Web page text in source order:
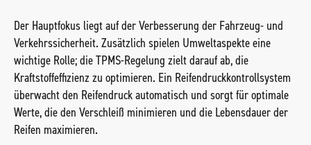
Der Hauptfokus liegt auf der Verbesserung der Fahrzeug- und
Verkehrssicherheit. Zusätzlich spielen Umweltaspekte eine
wichtige Rolle; die TPMS-Regelung zielt darauf ab, die
Kraftstoffeffizienz zu optimieren. Ein Reifendruckkontrollsystem
überwacht den Reifendruck automatisch und sorgt für optimale
Werte, die den Verschleiß minimieren und die Lebensdauer der
Reifen maximieren.